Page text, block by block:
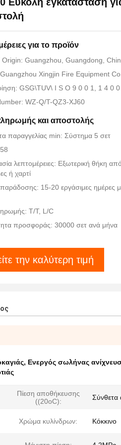
για το προϊόν
Origin: Guangzhou, Guangdong,
Xingjin Fire Equipment
GSG\TUV\ I S O 9 0 0 1, 1 4 0
WZ-Q/T-QZ3-XJ60
και αποστολής
παραγγελίας min: Σύστημα 5 σετ
λεπτομέρειες: Εξωτερική θήκη
ή χαρτί
15-20 εργάσιμες ημέρες
T/T, L/C
προσφοράς: 30000 σετ ανά μήνα
την καλύτερη τιμή
, Ενεργός σωλήνας
Πίεση αποθήκευσης
((20oC):
Σύνθετα
Χρώμα κυλίνδρων: Κόκκινο